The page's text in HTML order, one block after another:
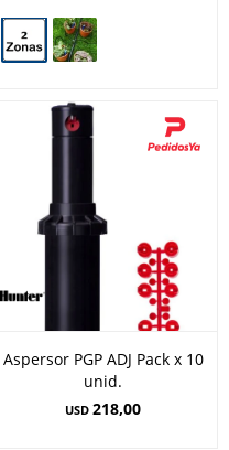
Aspersor PGP ADJ Pack x 10
unid.
USD 218,00